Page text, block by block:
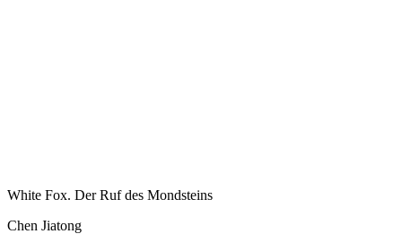
White Fox. Der Ruf des Mondsteins
Chen Jiatong